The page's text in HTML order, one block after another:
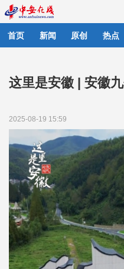
首页 新闻 原创 热点
这里是安徽 | 安徽
2025-08-19 15:59